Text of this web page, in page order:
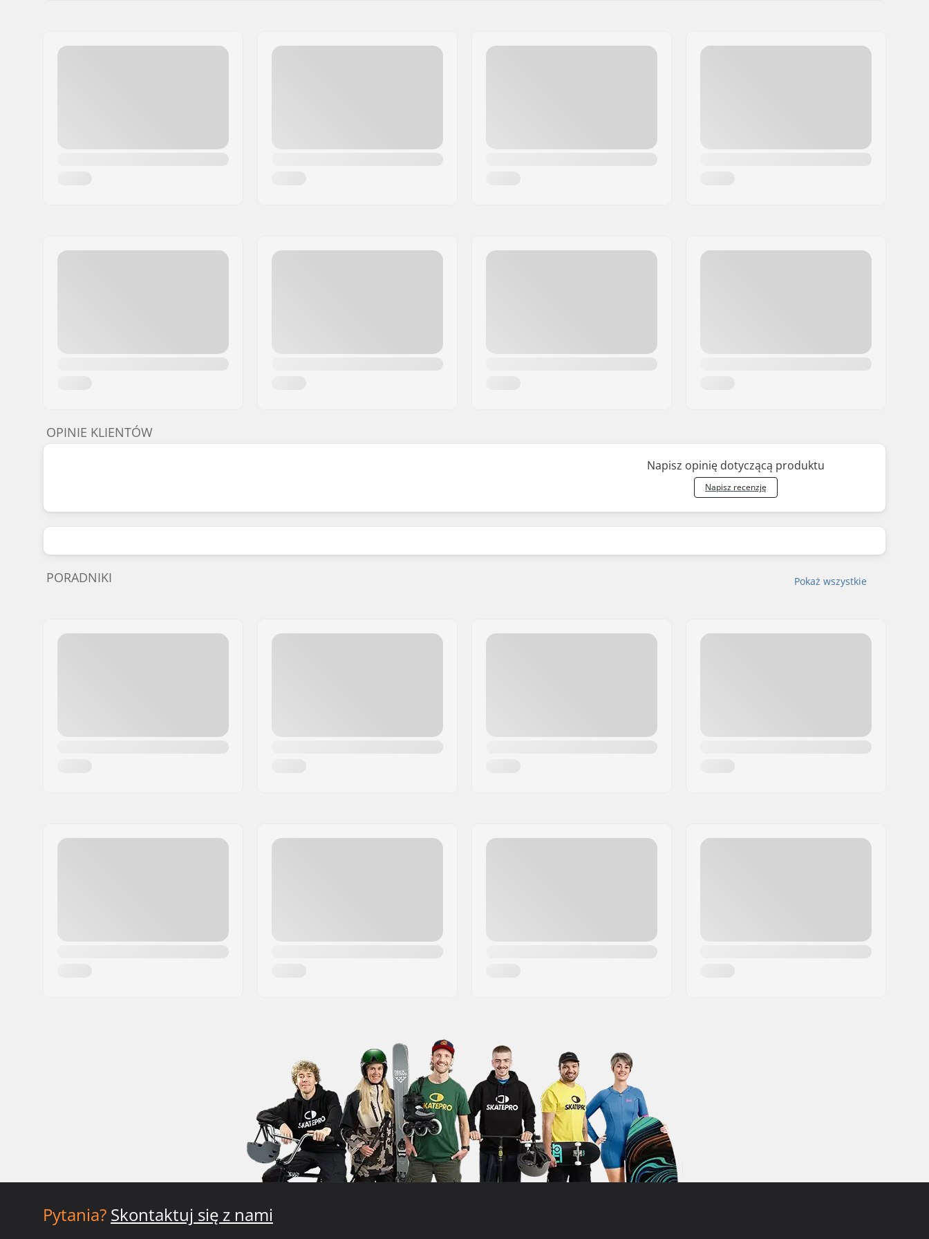
OPINIE KLIENTÓW
Napisz opinię dotyczącą produktu
Napisz recenzję
Pokaż wszystkie
PORADNIKI
Pytania? Skontaktuj się z nami